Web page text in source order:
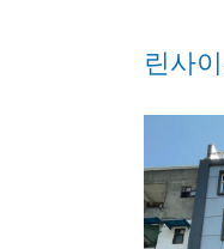
린사